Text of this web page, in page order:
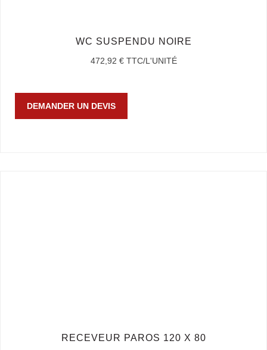
WC SUSPENDU NOIRE
472,92 € TTC/L'UNITÉ
DEMANDER UN DEVIS
RECEVEUR PAROS 120 X 80